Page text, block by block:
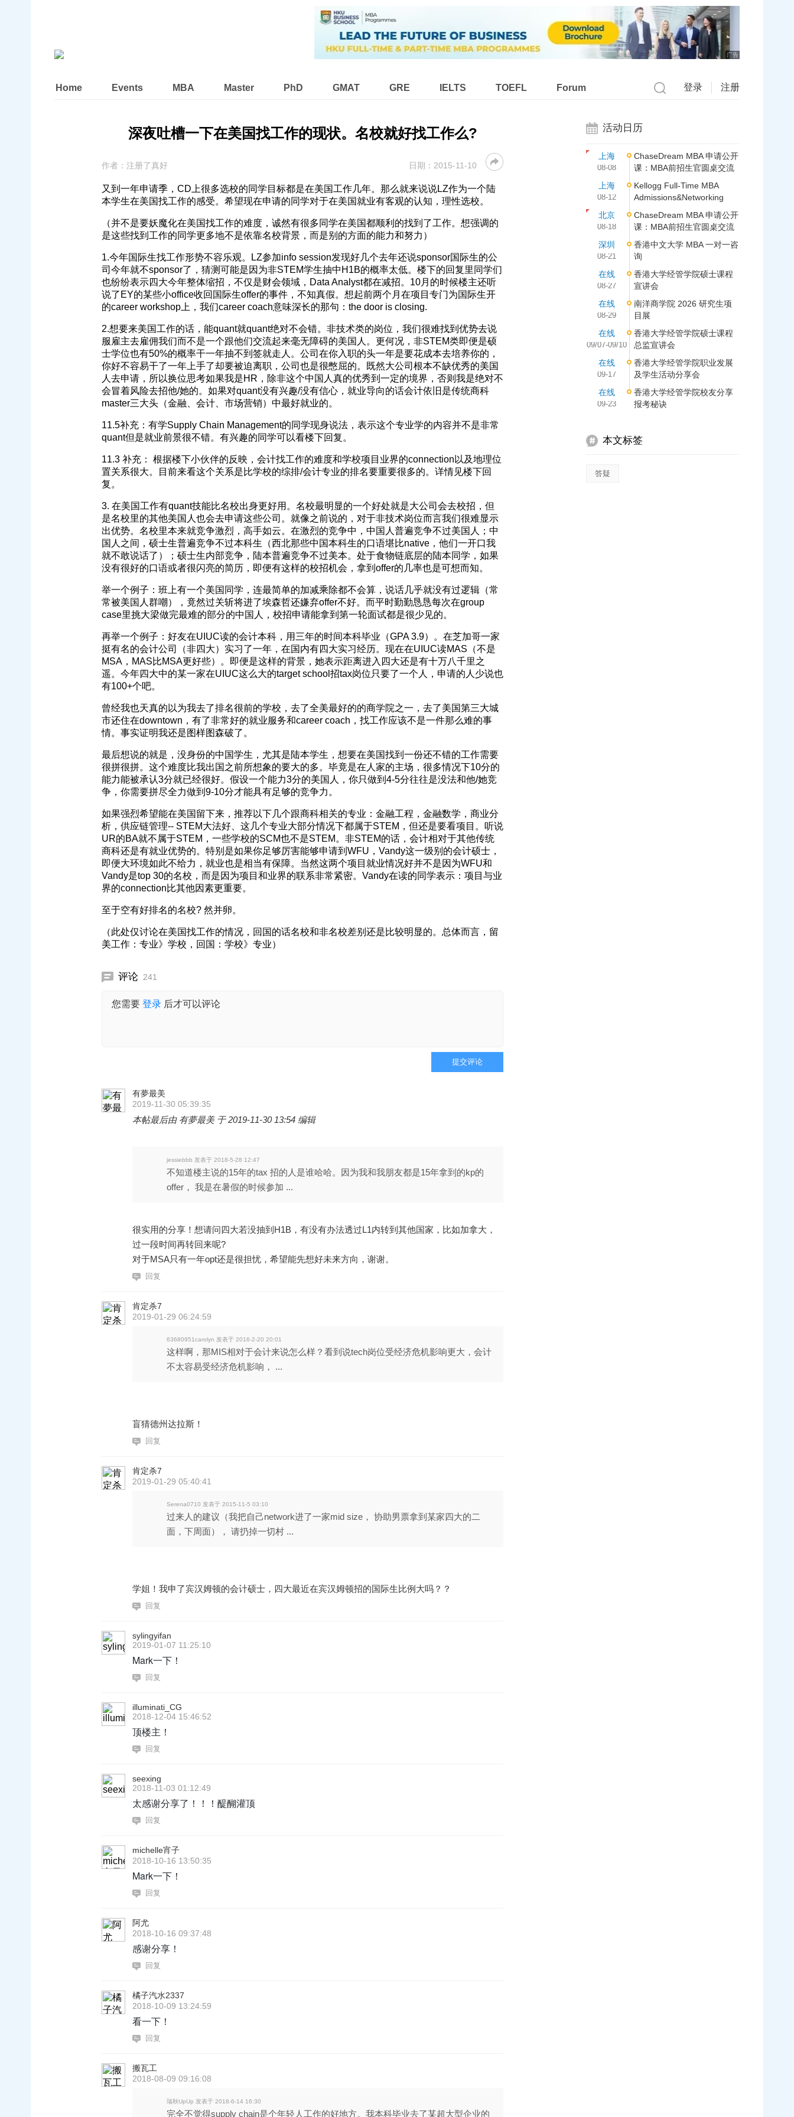
广告
Home Events MBA Master PhD GMAT GRE IELTS TOEFL Forum 登录 注册
深夜吐槽一下在美国找工作的现状。名校就好找工作么?
作者： 注册了真好 日期： 2015-11-10
又到一年申请季，CD上很多选校的同学目标都是在美国工作几年。那么就来说说LZ作为一个陆
本学生在美国找工作的感受。希望现在申请的同学对于在美国就业有客观的认知，理性选校。
（并不是要妖魔化在美国找工作的难度，诚然有很多同学在美国都顺利的找到了工作。想强调的
是这些找到工作的同学更多地不是依靠名校背景，而是别的方面的能力和努力）
1.今年国际生找工作形势不容乐观。LZ参加info session发现好几个去年还说sponsor国际生的公
司今年就不sponsor了，猜测可能是因为非STEM学生抽中H1B的概率太低。楼下的回复里同学们
也纷纷表示四大今年整体缩招，不仅是财会领域，Data Analyst都在减招。10月的时候楼主还听
说了EY的某些小office收回国际生offer的事件，不知真假。想起前两个月在项目专门为国际生开
的career workshop上，我们career coach意味深长的那句：the door is closing.
2.想要来美国工作的话，能quant就quant绝对不会错。非技术类的岗位，我们很难找到优势去说
服雇主去雇佣我们而不是一个跟他们交流起来毫无障碍的美国人。更何况，非STEM类即便是硕
士学位也有50%的概率干一年抽不到签就走人。公司在你入职的头一年是要花成本去培养你的，
你好不容易干了一年上手了却要被迫离职，公司也是很憋屈的。既然大公司根本不缺优秀的美国
人去申请，所以换位思考如果我是HR，除非这个中国人真的优秀到一定的境界，否则我是绝对不
会冒着风险去招他/她的。如果对quant没有兴趣/没有信心，就业导向的话会计依旧是传统商科
master三大头（金融、会计、市场营销）中最好就业的。
11.5补充：有学Supply Chain Management的同学现身说法，表示这个专业学的内容并不是非常
quant但是就业前景很不错。有兴趣的同学可以看楼下回复。
11.3 补充： 根据楼下小伙伴的反映，会计找工作的难度和学校项目业界的connection以及地理位
置关系很大。目前来看这个关系是比学校的综排/会计专业的排名要重要很多的。详情见楼下回
复。
3. 在美国工作有quant技能比名校出身更好用。名校最明显的一个好处就是大公司会去校招，但
是名校里的其他美国人也会去申请这些公司。就像之前说的，对于非技术岗位而言我们很难显示
出优势。名校里本来就竞争激烈，高手如云。在激烈的竞争中，中国人普遍竞争不过美国人；中
国人之间，硕士生普遍竞争不过本科生（西北那些中国本科生的口语堪比native，他们一开口我
就不敢说话了）；硕士生内部竞争，陆本普遍竞争不过美本。处于食物链底层的陆本同学，如果
没有很好的口语或者很闪亮的简历，即便有这样的校招机会，拿到offer的几率也是可想而知。
举一个例子：班上有一个美国同学，连最简单的加减乘除都不会算，说话几乎就没有过逻辑（常
常被美国人群嘲），竟然过关斩将进了埃森哲还嫌弃offer不好。而平时勤勤恳恳每次在group
case里挑大梁做完最难的部分的中国人，校招申请能拿到第一轮面试都是很少见的。
再举一个例子：好友在UIUC读的会计本科，用三年的时间本科毕业（GPA 3.9）。在芝加哥一家
挺有名的会计公司（非四大）实习了一年，在国内有四大实习经历。现在在UIUC读MAS（不是
MSA，MAS比MSA更好些）。即便是这样的背景，她表示距离进入四大还是有十万八千里之
遥。今年四大中的某一家在UIUC这么大的target school招tax岗位只要了一个人，申请的人少说也
有100+个吧。
曾经我也天真的以为我去了排名很前的学校，去了全美最好的的商学院之一，去了美国第三大城
市还住在downtown，有了非常好的就业服务和career coach，找工作应该不是一件那么难的事
情。事实证明我还是图样图森破了。
最后想说的就是，没身份的中国学生，尤其是陆本学生，想要在美国找到一份还不错的工作需要
很拼很拼。这个难度比我出国之前所想象的要大的多。毕竟是在人家的主场，很多情况下10分的
能力能被承认3分就已经很好。假设一个能力3分的美国人，你只做到4-5分往往是没法和他/她竞
争，你需要拼尽全力做到9-10分才能具有足够的竞争力。
如果强烈希望能在美国留下来，推荐以下几个跟商科相关的专业：金融工程，金融数学，商业分
析，供应链管理-- STEM大法好、这几个专业大部分情况下都属于STEM，但还是要看项目。听说
UR的BA就不属于STEM，一些学校的SCM也不是STEM。非STEM的话，会计相对于其他传统
商科还是有就业优势的。特别是如果你足够厉害能够申请到WFU，Vandy这一级别的会计硕士，
即便大环境如此不给力，就业也是相当有保障。当然这两个项目就业情况好并不是因为WFU和
Vandy是top 30的名校，而是因为项目和业界的联系非常紧密。Vandy在读的同学表示：项目与业
界的connection比其他因素更重要。
至于空有好排名的名校? 然并卵。
（此处仅讨论在美国找工作的情况，回国的话名校和非名校差别还是比较明显的。总体而言，留
美工作：专业》学校，回国：学校》专业）
评论 241
您需要 登录 后才可以评论
提交评论
有夢最美
2019-11-30 05:39:35
本帖最后由 有夢最美 于 2019-11-30 13:54 编辑
jessiebbb 发表于 2018-5-28 12:47
不知道楼主说的15年的tax 招的人是谁哈哈。因为我和我朋友都是15年拿到的kp的
offer， 我是在暑假的时候参加 ...
很实用的分享！想请问四大若没抽到H1B，有没有办法透过L1内转到其他国家，比如加拿大，
过一段时间再转回来呢?
对于MSA只有一年opt还是很担忧，希望能先想好未来方向，谢谢。
回复
肯定杀7
2019-01-29 06:24:59
63680951carolyn 发表于 2016-2-20 20:01
这样啊，那MIS相对于会计来说怎么样？看到说tech岗位受经济危机影响更大，会计
不太容易受经济危机影响， ...
盲猜德州达拉斯！
回复
肯定杀7
2019-01-29 05:40:41
Serena0710 发表于 2015-11-5 03:10
过来人的建议（我把自己network进了一家mid size， 协助男票拿到某家四大的二
面，下周面）， 请扔掉一切村 ...
学姐！我申了宾汉姆顿的会计硕士，四大最近在宾汉姆顿招的国际生比例大吗？？
回复
sylingyifan
2019-01-07 11:25:10
Mark一下！
回复
illuminati_CG
2018-12-04 15:46:52
顶楼主！
回复
seexing
2018-11-03 01:12:49
太感谢分享了！！！醍醐灌顶
回复
michelle宵子
2018-10-16 13:50:35
Mark一下！
回复
阿尤
2018-10-16 09:37:48
感谢分享！
回复
橘子汽水2337
2018-10-09 13:24:59
看一下！
回复
搬瓦工
2018-08-09 09:16:08
瑞秋UpUp 发表于 2018-6-14 16:30
完全不觉得supply chain是个年轻人工作的好地方。我本科毕业去了某超大型企业的
活动日历
上海
08-08
ChaseDream MBA 申请公开
课：MBA前招生官圆桌交流
上海
08-12
Kellogg Full-Time MBA
Admissions&Networking
北京
08-18
ChaseDream MBA 申请公开
课：MBA前招生官圆桌交流
深圳
08-21
香港中文大学 MBA 一对一咨
询
在线
08-27
香港大学经管学院硕士课程
宣讲会
在线
08-29
南洋商学院 2026 研究生项
目展
在线
09/07-09/10
香港大学经管学院硕士课程
总监宣讲会
在线
09-17
香港大学经管学院职业发展
及学生活动分享会
在线
09-23
香港大学经管学院校友分享
报考秘诀
本文标签
答疑